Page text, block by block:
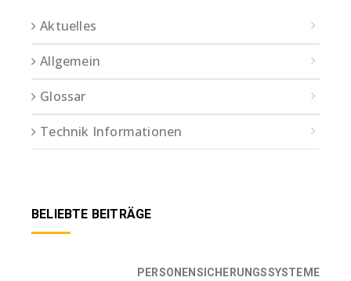
Aktuelles
Allgemein
Glossar
Technik Informationen
BELIEBTE BEITRÄGE
PERSONENSICHERUNGSSYSTEME